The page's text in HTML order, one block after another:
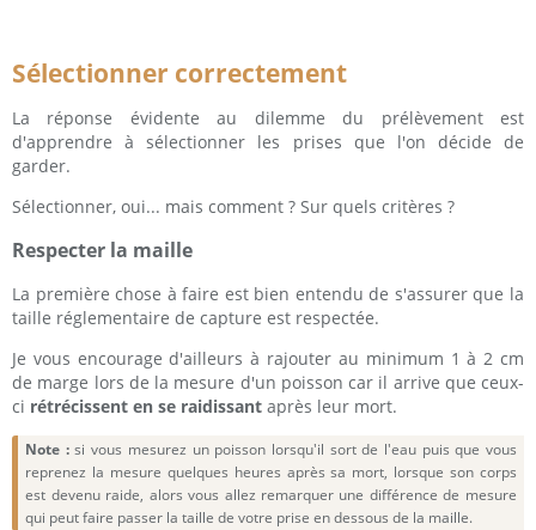
Sélectionner correctement
La réponse évidente au dilemme du prélèvement est
d'apprendre à sélectionner les prises que l'on décide de
garder.
Sélectionner, oui... mais comment ? Sur quels critères ?
Respecter la maille
La première chose à faire est bien entendu de s'assurer que la
taille réglementaire de capture est respectée.
Je vous encourage d'ailleurs à rajouter au minimum 1 à 2 cm
de marge lors de la mesure d'un poisson car il arrive que ceux-
ci rétrécissent en se raidissant après leur mort.
Note :si vous mesurez un poisson lorsqu'il sort de l'eau puis que vous
reprenez la mesure quelques heures après sa mort, lorsque son corps
est devenu raide, alors vous allez remarquer une différence de mesure
qui peut faire passer la taille de votre prise en dessous de la maille.